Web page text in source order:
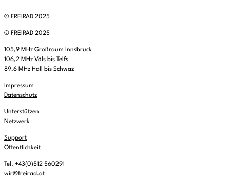
© FREIRAD 2025
© FREIRAD 2025
105,9 MHz Großraum Innsbruck
106,2 MHz Völs bis Telfs
89,6 MHz Hall bis Schwaz
Impressum
Datenschutz
Unterstützen
Netzwerk
Support
Öffentlichkeit
Tel. +43(0)512 560291
wir@freirad.at